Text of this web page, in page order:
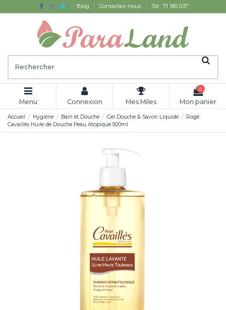
Blog Contactez-nous Tél : 71 180 037
Menu Connexion Mes Miles
0
Mon panier
Accueil Hygiène Bain et Douche Gel Douche & Savon Liquide
Rogé
Cavaillès Huile de Douche Peau Atopique 500ml